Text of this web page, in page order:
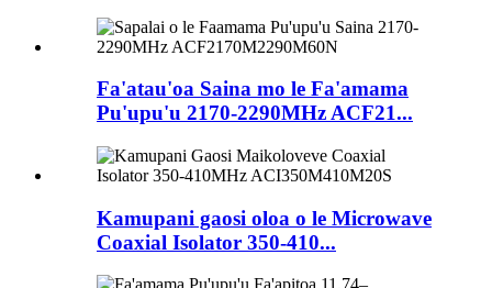
Fa'atau'oa Saina mo le Fa'amama
Pu'upu'u 2170-2290MHz ACF21...
Kamupani gaosi oloa o le Microwave
Coaxial Isolator 350-410...